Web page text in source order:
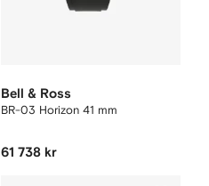
Bell & Ross
BR-03 Horizon 41 mm
61 738 kr